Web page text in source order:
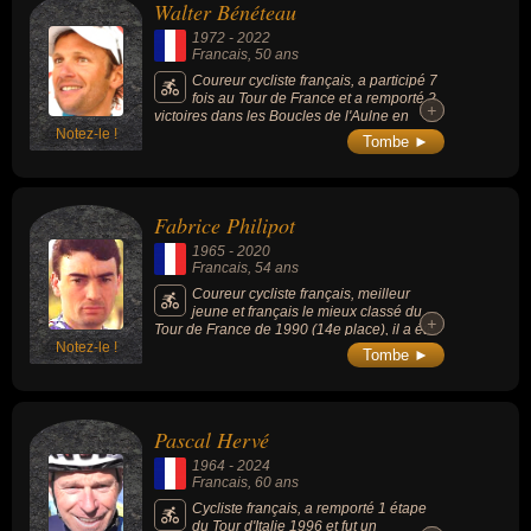
Dauphiné libéré-Bordeaux-Paris en 1965, en
ayant pris le départ de la deuxième épreuve
seulement huit heures après l'arrivée de la
première. Sa carrière a été marquée par sa
rivalité avec Raymond Poulidor, qui atteint
son paroxysme, lors du Tour de France 1964,
avec l'épisode mythique de l'ascension du
Notez-le !
Walter Bénéteau
1972 - 2022
Francais , 50 ans
Coureur cycliste français, a participé 7
fois au Tour de France et a remporté 2
victoires dans les Boucles de l'Aulne en
+
+
Tombe ►
Notez-le !
Fabrice Philipot
1965 - 2020
Francais, 54 ans
Coureur cycliste français, meilleur
jeune et français le mieux classé du
Tour de France de 1990 (14e place), il a été
l'équipier de Miguel Indurain en 1991 et
1992 et au Tour d'Italie en 1992 et 1993.
+
+
Tombe ►
Pascal Hervé
1964 - 2024
Francais , 60 ans
Cycliste français, a remporté 1 étape
du Tour d'Italie 1996 et fut un